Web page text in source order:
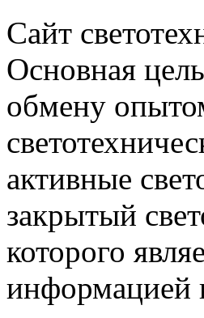
Сайт
Основная
обмену
активные
закрытый
которого
информацией